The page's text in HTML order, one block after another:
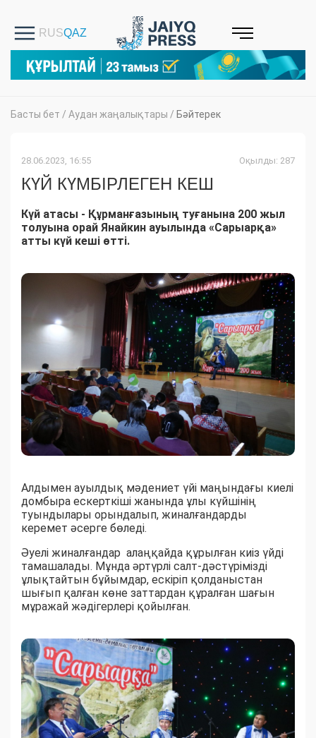
Басты бет / Аудан жаңалықтары / Бәйтерек
28.06.2023, 16:55 Оқылды: 287
КҮЙ КҮМБІРЛЕГЕН КЕШ
Күй атасы - Құрманғазының туғанына 200 жыл
толуына орай Янайкин ауылында «Сарыарқа»
атты күй кеші өтті.
Алдымен ауылдық мәдениет үйі маңындағы киелі
домбыра ескерткіші жанында ұлы күйшінің
туындылары орындалып, жиналғандарды
керемет әсерге бөледі.
Әуелі жиналғандар алаңқайда құрылған киіз үйді
тамашалады. Мұнда әртүрлі салт-дәстүрімізді
ұлықтайтын бұйымдар, ескіріп қолданыстан
шығып қалған көне заттардан құралған шағын
мұражай жәдігерлері қойылған.